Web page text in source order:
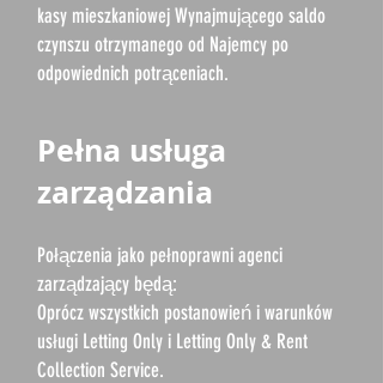
kasy mieszkaniowej Wynajmującego saldo
czynszu otrzymanego od Najemcy po
odpowiednich potrąceniach.
Pełna usługa
zarządzania
Połączenia jako pełnoprawni agenci
zarządzający będą:
Oprócz wszystkich postanowień i warunków
usługi Letting Only i Letting Only & Rent
Collection Service.